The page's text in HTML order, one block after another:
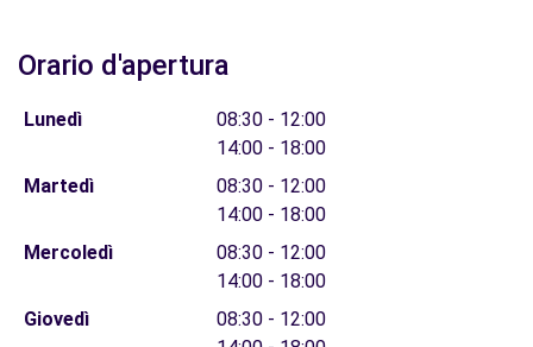
Orario d'apertura
Lunedì
08:30 - 12:00
14:00 - 18:00
Martedì
08:30 - 12:00
14:00 - 18:00
Mercoledì
08:30 - 12:00
14:00 - 18:00
Giovedì
08:30 - 12:00